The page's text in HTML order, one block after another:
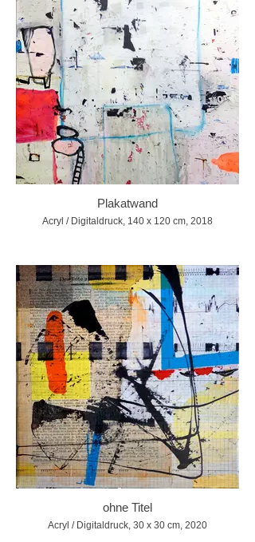
Plakatwand
Acryl / Digitaldruck, 140 x 120 cm, 2018
ohne Titel
Acryl / Digitaldruck, 30 x 30 cm, 2020